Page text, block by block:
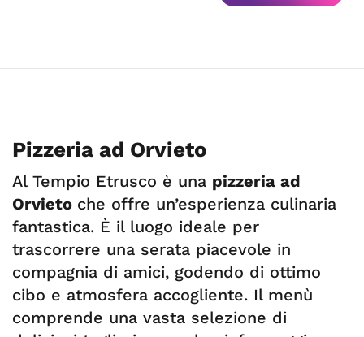
Pizzeria ad Orvieto
Al Tempio Etrusco è una pizzeria ad
Orvieto che offre un’esperienza culinaria
fantastica. È il luogo ideale per
trascorrere una serata piacevole in
compagnia di amici, godendo di ottimo
cibo e atmosfera accogliente. Il menù
comprende una vasta selezione di